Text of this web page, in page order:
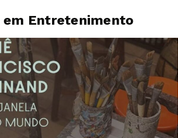
em Entretenimento